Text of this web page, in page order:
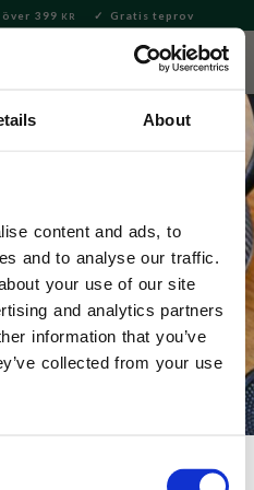
About
content and ads, to
and to analyse our traffic.
your use of our site
and analytics partners
information that you’ve
collected from your use
399 KR Gratis teprov
julmotiv av Jenny Nyström.
% nedbrytbar. Perfekt till